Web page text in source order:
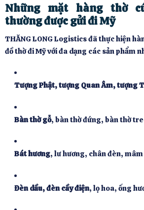
Những mặt hàng thờ
thường được gửi đi Mỹ
THĂNG LONG Logistics đã thực hiện
đồ thờ đi Mỹ với đa dạng các sản phẩm
Tượng Phật, tượng Quan Âm, tượng
Bàn thờ gỗ, bàn thờ đứng, bàn thờ
Bát hương, lư hương, chân đèn,
Đèn dầu, đèn cầy điện, lọ hoa, ống